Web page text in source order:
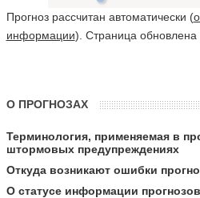
Прогноз рассчитан автоматически (
информации). Страница
О ПРОГНОЗАХ
Терминология, применяемая в
штормовых предупреждениях
Откуда возникают ошибки
О статусе информации